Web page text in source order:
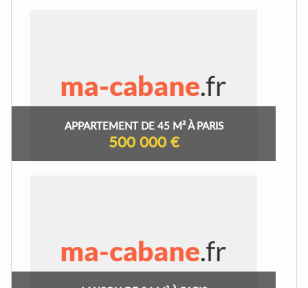
APPARTEMENT DE 45 M² À PARIS
500 000 €